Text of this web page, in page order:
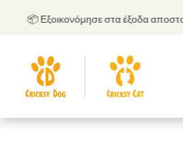
📦 Εξοικονόμησε στα έξοδα αποστολής